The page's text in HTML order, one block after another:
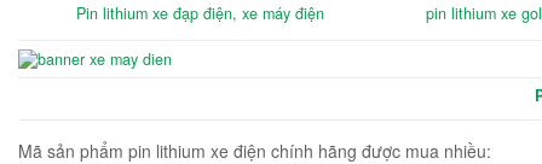
Pin lithium xe đạp điện, xe máy điện pin lithium xe
Mã sản phẩm pin lithium xe điện chính hãng được mua nhiều: